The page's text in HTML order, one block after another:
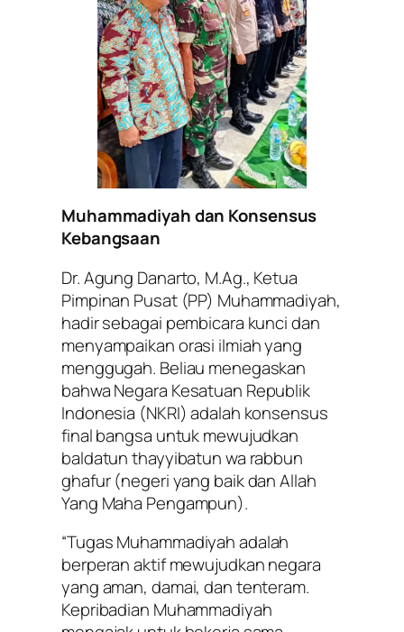
Muhammadiyah dan Konsensus
Kebangsaan
Dr. Agung Danarto, M.Ag., Ketua
Pimpinan Pusat (PP) Muhammadiyah,
hadir sebagai pembicara kunci dan
menyampaikan orasi ilmiah yang
menggugah. Beliau menegaskan
bahwa Negara Kesatuan Republik
Indonesia (NKRI) adalah konsensus
final bangsa untuk mewujudkan
baldatun thayyibatun wa rabbun
ghafur(negeri yang baik dan Allah
Yang Maha Pengampun).
“Tugas Muhammadiyah adalah
berperan aktif mewujudkan negara
yang aman, damai, dan tenteram.
Kepribadian Muhammadiyah